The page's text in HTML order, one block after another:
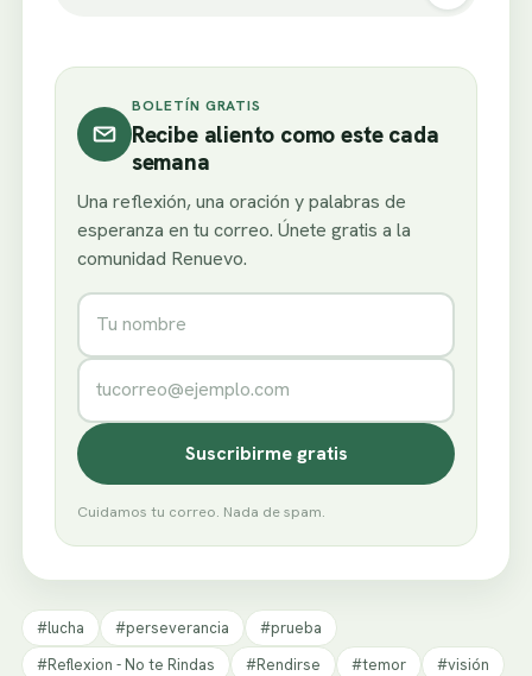
BOLETÍN GRATIS
Recibe aliento como este cada
semana
Una reflexión, una oración y palabras de
esperanza en tu correo. Únete gratis a la
comunidad Renuevo.
Nombre
Correo electrónico
Suscribirme gratis
Cuidamos tu correo. Nada de spam.
#lucha #perseverancia
#prueba
#Reflexion - No te Rindas
#Rendirse #temor #visión